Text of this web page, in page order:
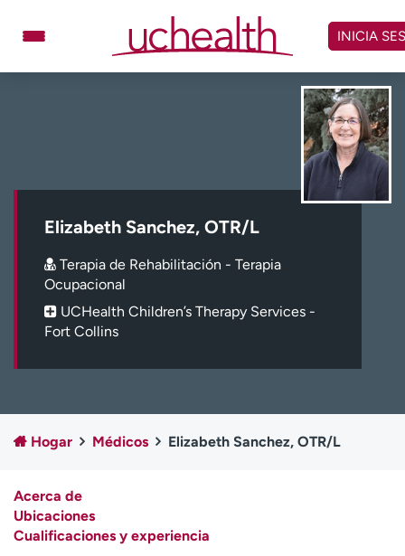
contenido
Especialidades
Programar cita
Carreras
Inicie sesión en My Health Connection
Ready. Set. CO.
Ensayos clínicos
Empleados
Profesionales
comunicación
Contáctenos
INICIA
Elizabeth Sanchez, OTR/L
Terapia de Rehabilitación - Terapia
Ocupacional
UCHealth Children’s Therapy Services -
Fort Collins
Hogar Médicos Elizabeth Sanchez, OTR/L
Acerca de
Ubicaciones
Cualificaciones y experiencia